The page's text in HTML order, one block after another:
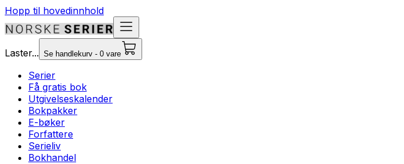
Hopp til hovedinnhold
Laster... Se handlekurv - 0 vare
Serier
Få gratis bok
Utgivelseskalender
Bokpakker
E-bøker
Forfattere
Serieliv
Bokhandel